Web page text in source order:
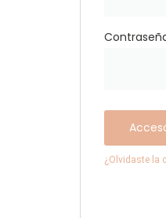
¿Olvidaste la